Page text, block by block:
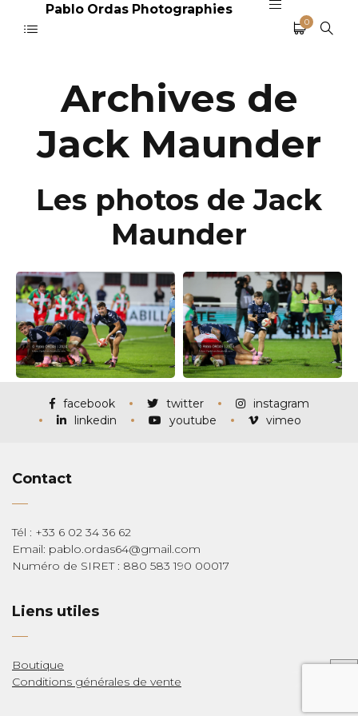
Pablo Ordas Photographies
0
Archives de
Jack Maunder
Les photos de Jack
Maunder
facebook twitter
instagram
linkedin
youtube vimeo
Contact
Tél : +33 6 02 34 36 62
Email: pablo.ordas64@gmail.com
Numéro de SIRET : 880 583 190 00017
Liens utiles
Boutique
Conditions générales de vente